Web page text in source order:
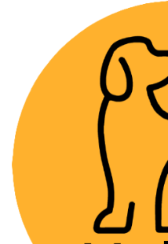
Despacho GRATIS
$89.990(Válido
Lagos)
Alimentos y
Alimentos Medicados
Metabolic Feline